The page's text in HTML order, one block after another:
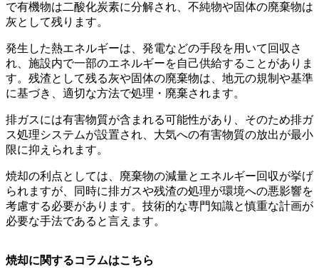
で有機物は二酸化炭素に分解され、不純物や固体の廃棄物は
灰として残ります。
発生した熱エネルギーは、発電などの手段を用いて回収さ
れ、施設内で一部のエネルギーを自己供給することがありま
す。残渣として残る灰や固体の廃棄物は、地元の規制や基準
に基づき、適切な方法で処理・廃棄されます。
排ガスには有害物質が含まれる可能性があり、そのため排ガ
ス処理システムが設置され、大気への有害物質の放出が最小
限に抑えられます。
焼却の利点としては、廃棄物の減量とエネルギー回収が挙げ
られますが、同時に排ガスや残渣の処理が環境への悪影響を
考慮する必要があります。技術的な専門知識と慎重な計画が
必要な手法であると言えます。
焼却に関するコラムはこちら